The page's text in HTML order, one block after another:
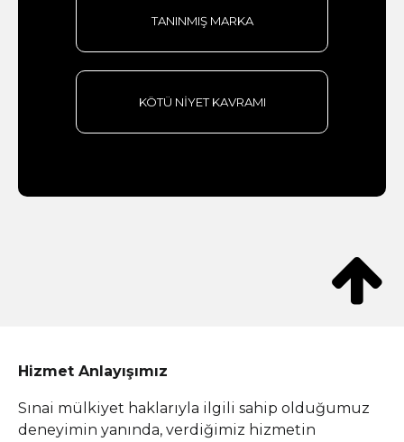
TANINMIŞ MARKA
KÖTÜ NİYET KAVRAMI

Hizmet Anlayışımız
Sınai mülkiyet haklarıyla ilgili sahip olduğumuz
deneyimin yanında, verdiğimiz hizmetin